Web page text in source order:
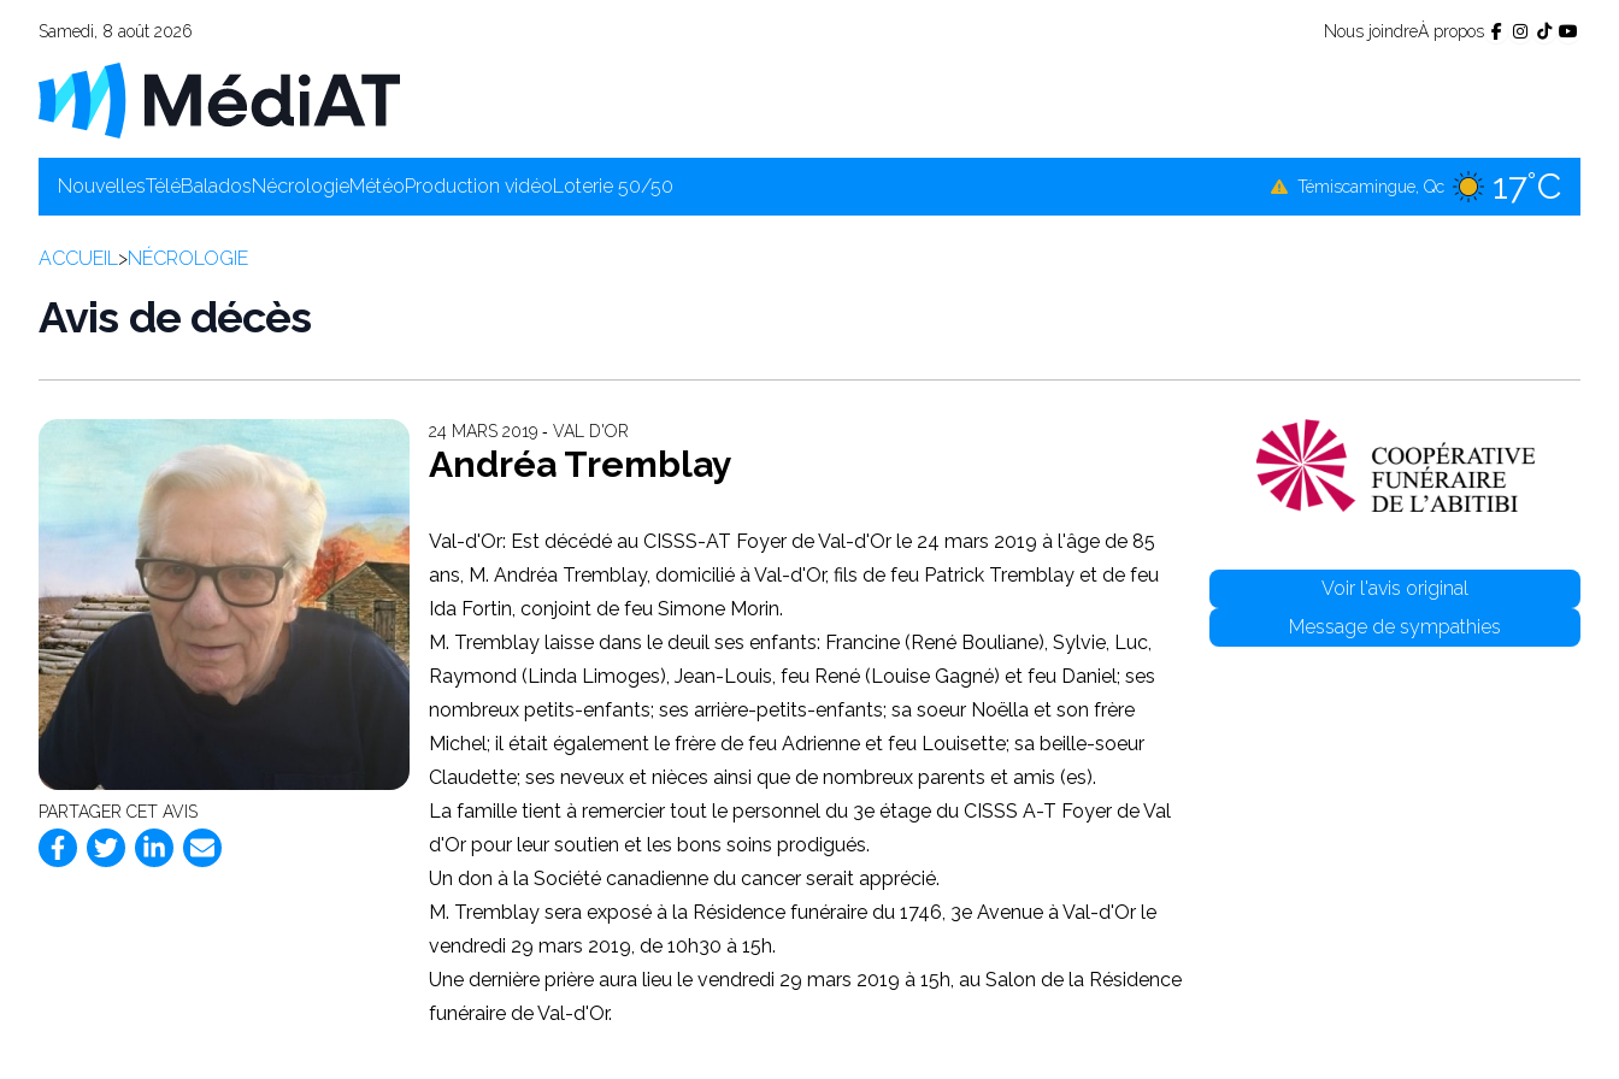
Samedi, 8 août 2026 Nous joindreÀ propos
NouvellesTéléBaladosNécrologieMétéoProduction vidéoLoterie 50/50 Témiscamingue, Qc 17°C
Amos, Qc 17°C
ACCUEIL>NÉCROLOGIE
Avis de décès
PARTAGER CET AVIS
24 MARS 2019 ‐ VAL D'OR
Andréa Tremblay
Val-d'Or: Est décédé au CISSS-AT Foyer de Val-d'Or le 24 mars 2019 à l'âge de 85
ans, M. Andréa Tremblay, domicilié à Val-d'Or, fils de feu Patrick Tremblay et de feu
Ida Fortin, conjoint de feu Simone Morin.
M. Tremblay laisse dans le deuil ses enfants: Francine (René Bouliane), Sylvie, Luc,
Raymond (Linda Limoges), Jean-Louis, feu René (Louise Gagné) et feu Daniel; ses
nombreux petits-enfants; ses arrière-petits-enfants; sa soeur Noëlla et son frère
Michel; il était également le frère de feu Adrienne et feu Louisette; sa beille-soeur
Claudette; ses neveux et nièces ainsi que de nombreux parents et amis (es).
La famille tient à remercier tout le personnel du 3e étage du CISSS A-T Foyer de Val
d'Or pour leur soutien et les bons soins prodigués.
Un don à la Société canadienne du cancer serait apprécié.
M. Tremblay sera exposé à la Résidence funéraire du 1746, 3e Avenue à Val-d'Or le
vendredi 29 mars 2019, de 10h30 à 15h.
Une dernière prière aura lieu le vendredi 29 mars 2019 à 15h, au Salon de la Résidence
funéraire de Val-d'Or.
Voir l'avis original
Message de sympathies